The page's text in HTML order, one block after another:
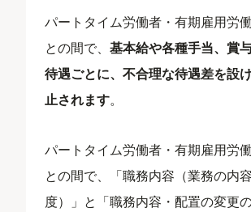
パートタイム労働者・有期雇用労
との間で、基本給や各種手当、賞
待遇ごとに、不合理な待遇差を設
止されます。
パートタイム労働者・有期雇用労
との間で、「職務内容（業務の内
度）」と「職務内容・配置の変更